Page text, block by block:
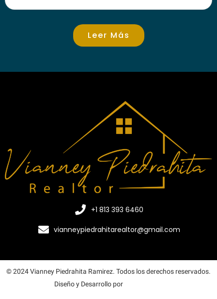
Leer Más
+1 813 393 6460
vianneypiedrahitarealtor@gmail.com
© 2024 Vianney Piedrahita Ramirez. Todos los derechos reservados.
Diseño y Desarrollo por